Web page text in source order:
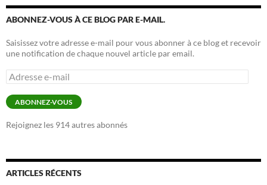
ABONNEZ-VOUS À CE BLOG PAR E-MAIL.
Saisissez votre adresse e-mail pour vous abonner à ce blog et recevoir
une notification de chaque nouvel article par email.
Adresse
e-
mail
ABONNEZ-VOUS
Rejoignez les 914 autres abonnés
ARTICLES RÉCENTS